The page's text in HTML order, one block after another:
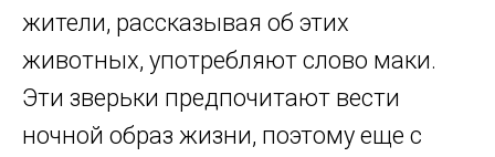
жители, рассказывая об этих
животных, употребляют слово маки.
Эти зверьки предпочитают вести
ночной образ жизни, поэтому еще с